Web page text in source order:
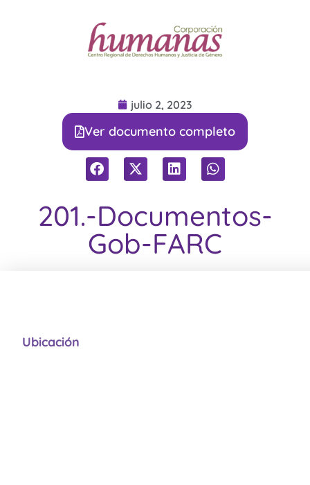
201.-Documentos-
Gob-FARC
julio 2, 2023
Ver documento completo
Ubicación